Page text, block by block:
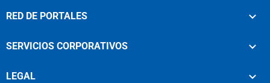
RED DE PORTALES
SERVICIOS CORPORATIVOS
LEGAL